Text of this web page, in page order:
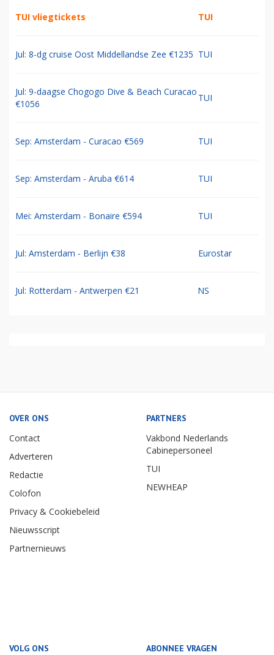
TUI vliegtickets TUI
Jul: 8-dg cruise Oost Middellandse Zee €1235 TUI
Jul: 9-daagse Chogogo Dive & Beach Curacao
€1056
TUI
Sep: Amsterdam - Curacao €569 TUI
Sep: Amsterdam - Aruba €614 TUI
Mei: Amsterdam - Bonaire €594 TUI
Jul: Amsterdam - Berlijn €38 Eurostar
Jul: Rotterdam - Antwerpen €21 NS
OVER ONS
Contact
Adverteren
Redactie
Colofon
Privacy & Cookiebeleid
Nieuwsscript
Partnernieuws
PARTNERS
Vakbond Nederlands
Cabinepersoneel
TUI
NEWHEAP
VOLG ONS ABONNEE VRAGEN